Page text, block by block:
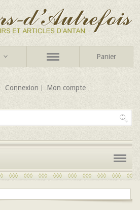
Panier
Connexion Mon compte